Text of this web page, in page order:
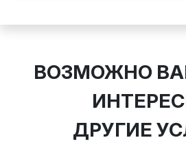
ВОЗМОЖНО
ДРУГИЕ